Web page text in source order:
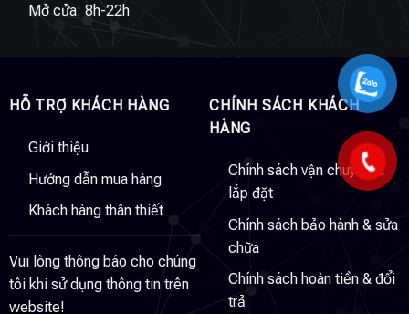
Mở cửa: 8h-22h
HỖ TRỢ KHÁCH HÀNG
Giới thiệu
Hướng dẫn mua hàng
Khách hàng thân thiết
Vui lòng thông báo cho chúng
tôi khi sử dụng thông tin trên
website!
CHÍNH SÁCH KHÁCH
HÀNG
Chính sách vận chuyển &
lắp đặt
Chính sách bảo hành & sửa
chữa
Chính sách hoàn tiền & đổi
trả